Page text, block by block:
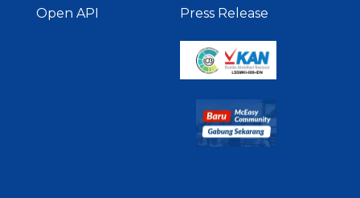
Open API Press Release